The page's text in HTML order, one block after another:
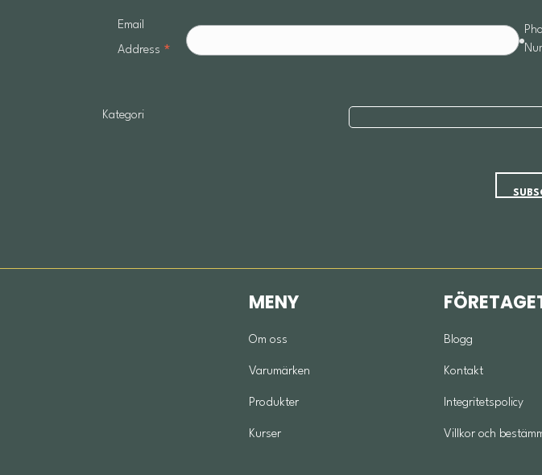
Email
Address *
Kategori
MENY
Om oss
Varumärken
Produkter
Kurser
Blogg
Kontakt
Integritetspolicy
Villkor och